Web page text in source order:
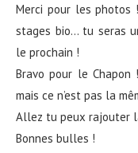
Merci pour les photos
stages bio… tu seras
le prochain !
Bravo pour le
mais ce n’est pas la
Allez tu peux rajouter
Bonnes bulles !